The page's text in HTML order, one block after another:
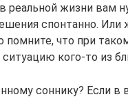
реальной жизни вам
спонтанно.
помните, что при
кого-то из
соннику? Если